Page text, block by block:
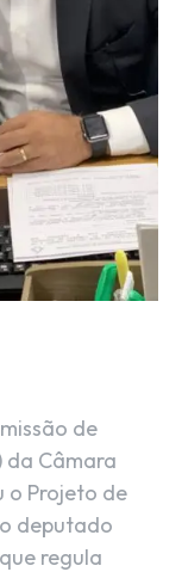
de
da Câmara
o Projeto de
deputado
regula